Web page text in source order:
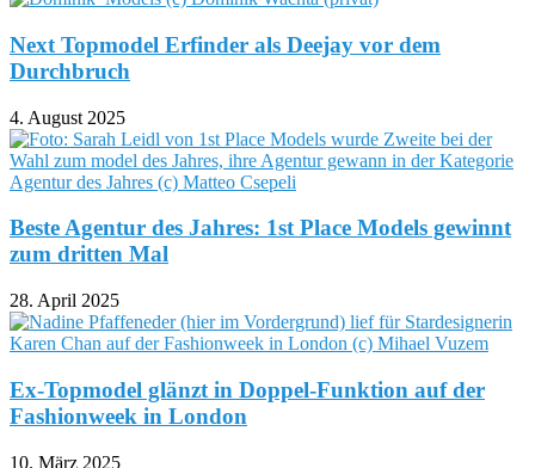
Next Topmodel Erfinder als Deejay vor dem
Durchbruch
4. August 2025
Beste Agentur des Jahres: 1st Place Models gewinnt
zum dritten Mal
28. April 2025
Ex-Topmodel glänzt in Doppel-Funktion auf der
Fashionweek in London
10. März 2025